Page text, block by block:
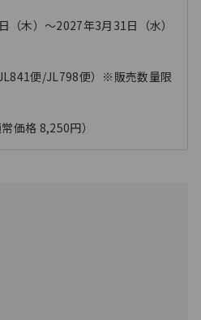
（木）～2027年3月31日（水）
便/JL798便）※販売数量限
価格 8,250円）